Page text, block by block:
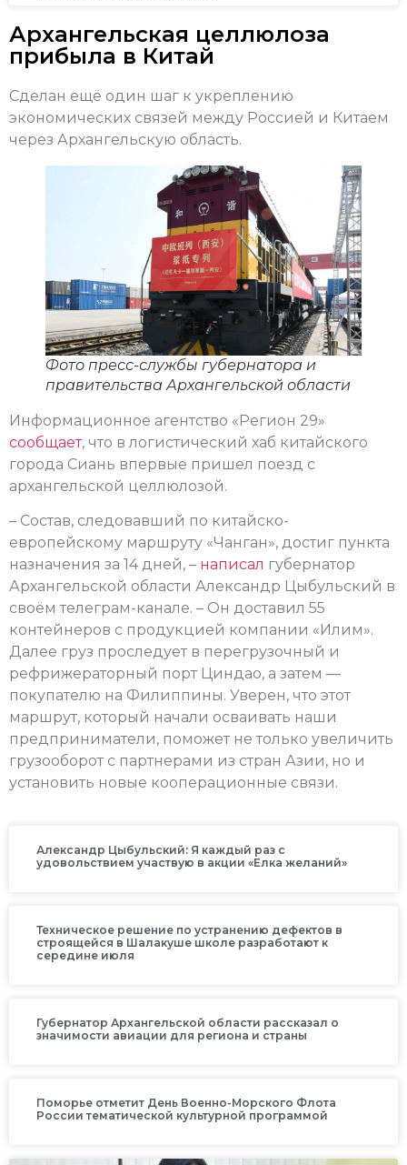
Архангельская целлюлоза
прибыла в Китай
Сделан ещё один шаг к укреплению
экономических связей между Россией и Китаем
через Архангельскую область.
Фото пресс-службы губернатора и
правительства Архангельской области
Информационное агентство «Регион 29»
сообщает, что в логистический хаб китайского
города Сиань впервые пришел поезд с
архангельской целлюлозой.
– Состав, следовавший по китайско-
европейскому маршруту «Чанган», достиг пункта
назначения за 14 дней, – написал губернатор
Архангельской области Александр Цыбульский в
своём телеграм-канале. – Он доставил 55
контейнеров с продукцией компании «Илим».
Далее груз проследует в перегрузочный и
рефрижераторный порт Циндао, а затем —
покупателю на Филиппины. Уверен, что этот
маршрут, который начали осваивать наши
предприниматели, поможет не только увеличить
грузооборот с партнерами из стран Азии, но и
установить новые кооперационные связи.
Александр Цыбульский: Я каждый раз с
удовольствием участвую в акции «Елка желаний»
Техническое решение по устранению дефектов в
строящейся в Шалакуше школе разработают к
середине июля
Губернатор Архангельской области рассказал о
значимости авиации для региона и страны
Поморье отметит День Военно-Морского Флота
России тематической культурной программой